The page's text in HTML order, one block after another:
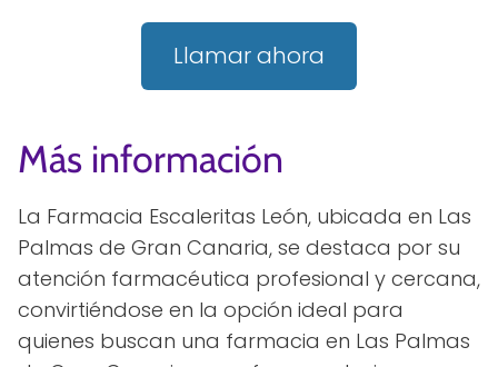
Llamar ahora
Más información
La Farmacia Escaleritas León, ubicada en Las
Palmas de Gran Canaria, se destaca por su
atención farmacéutica profesional y cercana,
convirtiéndose en la opción ideal para
quienes buscan una farmacia en Las Palmas